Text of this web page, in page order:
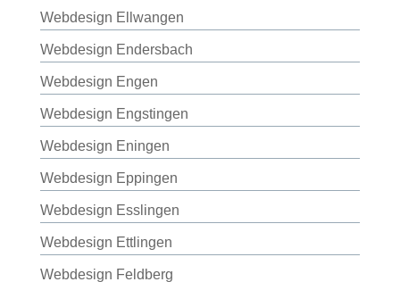
Webdesign Ellwangen
Webdesign Endersbach
Webdesign Engen
Webdesign Engstingen
Webdesign Eningen
Webdesign Eppingen
Webdesign Esslingen
Webdesign Ettlingen
Webdesign Feldberg